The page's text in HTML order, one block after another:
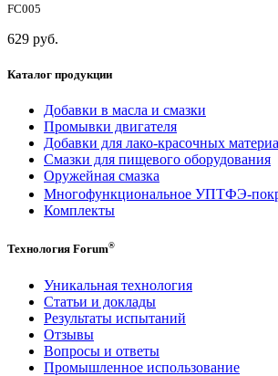
FC005
629 руб.
Каталог продукции
Добавки в масла и смазки
Промывки двигателя
Добавки для лако-красочных
Смазки для пищевого оборудования
Оружейная смазка
Многофункциональное УПТФЭ-
Комплекты
Технология Forum®
Уникальная технология
Статьи и доклады
Результаты испытаний
Отзывы
Вопросы и ответы
Промышленное использование